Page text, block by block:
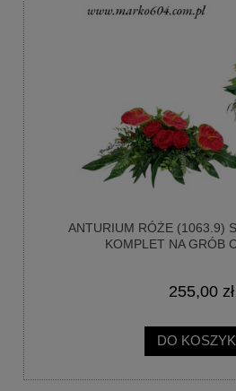
ANTURIUM RÓŻE (1063.9)
KOMPLET NA GRÓB
255,00 zł
DO